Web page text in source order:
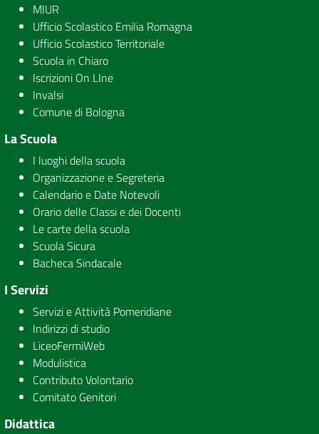
MIUR
Ufficio Scolastico Emilia Romagna
Ufficio Scolastico Territoriale
Scuola in Chiaro
Iscrizioni On LIne
Invalsi
Comune di Bologna
La Scuola
I luoghi della scuola
Organizzazione e Segreteria
Calendario e Date Notevoli
Orario delle Classi e dei Docenti
Le carte della scuola
Scuola Sicura
Bacheca Sindacale
I Servizi
Servizi e Attività Pomeridiane
Indirizzi di studio
LiceoFermiWeb
Modulistica
Contributo Volontario
Comitato Genitori
Didattica